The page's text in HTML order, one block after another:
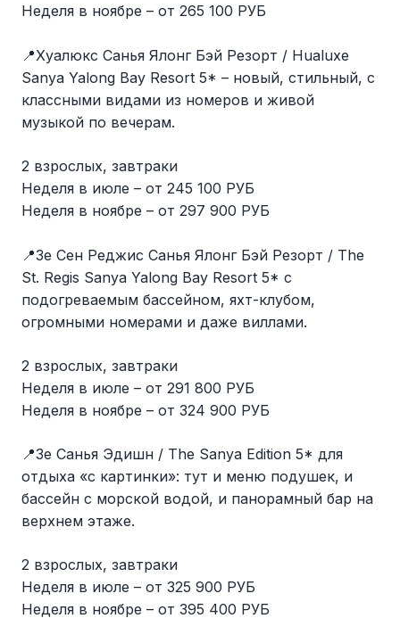
Неделя в ноябре – от 265 100 РУБ
📍Хуалюкс Санья Ялонг Бэй Резорт / Hualuxe
Sanya Yalong Bay Resort 5* – новый, стильный, с
классными видами из номеров и живой
музыкой по вечерам.
2 взрослых, завтраки
Неделя в июле – от 245 100 РУБ
Неделя в ноябре – от 297 900 РУБ
📍Зе Сен Реджис Санья Ялонг Бэй Резорт / The
St. Regis Sanya Yalong Bay Resort 5* с
подогреваемым бассейном, яхт-клубом,
огромными номерами и даже виллами.
2 взрослых, завтраки
Неделя в июле – от 291 800 РУБ
Неделя в ноябре – от 324 900 РУБ
📍Зе Санья Эдишн / The Sanya Edition 5* для
отдыха «с картинки»: тут и меню подушек, и
бассейн с морской водой, и панорамный бар на
верхнем этаже.
2 взрослых, завтраки
Неделя в июле – от 325 900 РУБ
Неделя в ноябре – от 395 400 РУБ